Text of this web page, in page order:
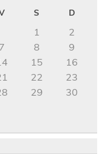
S D
1
2
7 8
9
15
16
22
23
29
30